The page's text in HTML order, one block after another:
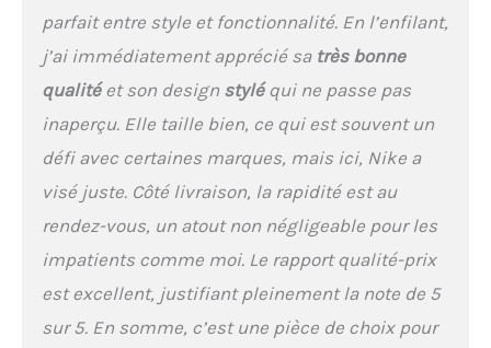
parfait entre style et fonctionnalité. En l’enfilant,
j’ai immédiatement apprécié sa très bonne
qualitéet son design styléqui ne passe pas
inaperçu. Elle taille bien, ce qui est souvent un
défi avec certaines marques, mais ici, Nike a
visé juste. Côté livraison, la rapidité est au
rendez-vous, un atout non négligeable pour les
impatients comme moi. Le rapport qualité-prix
est excellent, justifiant pleinement la note de 5
sur 5. En somme, c’est une pièce de choix pour